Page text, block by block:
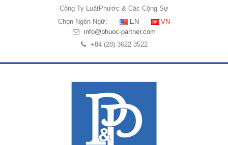
Công Ty LuậtPhước & Các Cộng Sự
Chọn Ngôn Ngữ:
EN
VN
info@phuoc-partner.com
+84 (28) 3622 3522